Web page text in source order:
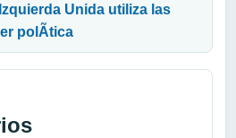
Unida utiliza las
polÃ­tica